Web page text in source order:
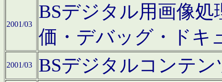
2001/03
BSデジタル用画像
価・デバッグ・ドキ
2001/03 BSデジタルコンテ